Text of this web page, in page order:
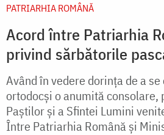
PATRIARHIA ROMÂNĂ
Acord între Patriarhia
privind sărbătorile
Având în vedere dorința de a
ortodocși o anumită
Paștilor și a Sfintei Lumini
Între Patriarhia Română și